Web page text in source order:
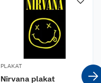
PLAKAT
Nirvana plakat